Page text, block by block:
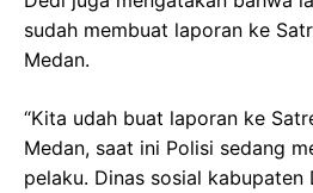
sudah membuat laporan ke
Medan.
“Kita udah buat laporan ke
Medan, saat ini Polisi sedang
pelaku. Dinas sosial kabupaten